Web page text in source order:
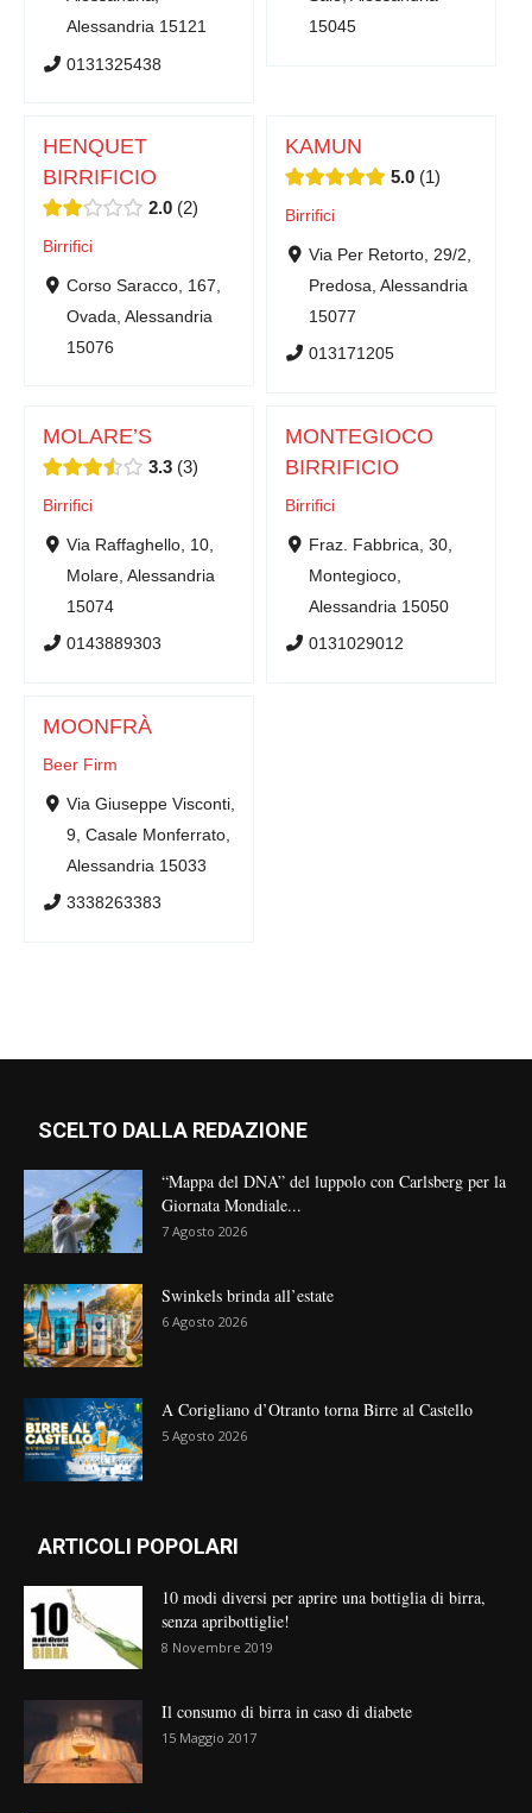
Alessandria 15121
0131325438
15045
HENQUET
BIRRIFICIO
2.0 2
Birrifici
Corso Saracco, 167,
Ovada, Alessandria
15076
KAMUN
5.0 1
Birrifici
Via Per Retorto, 29/2,
Predosa, Alessandria
15077
013171205
MOLARE’S
3.3 3
Birrifici
Via Raffaghello, 10,
Molare, Alessandria
15074
0143889303
MONTEGIOCO
BIRRIFICIO
Birrifici
Fraz. Fabbrica, 30,
Montegioco,
Alessandria 15050
0131029012
MOONFRÀ
Beer Firm
Via Giuseppe Visconti,
9, Casale Monferrato,
Alessandria 15033
3338263383
SCELTO DALLA REDAZIONE
“Mappa del DNA” del luppolo con Carlsberg per la
Giornata Mondiale...
7 Agosto 2026
Swinkels brinda all’estate
6 Agosto 2026
A Corigliano d’Otranto torna Birre al Castello
5 Agosto 2026
ARTICOLI POPOLARI
10 modi diversi per aprire una bottiglia di birra,
senza apribottiglie!
8 Novembre 2019
Il consumo di birra in caso di diabete
15 Maggio 2017